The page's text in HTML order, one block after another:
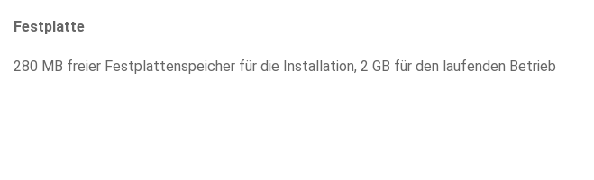
Festplatte
280 MB freier Festplattenspeicher für die Installation, 2 GB für den laufenden Betrieb